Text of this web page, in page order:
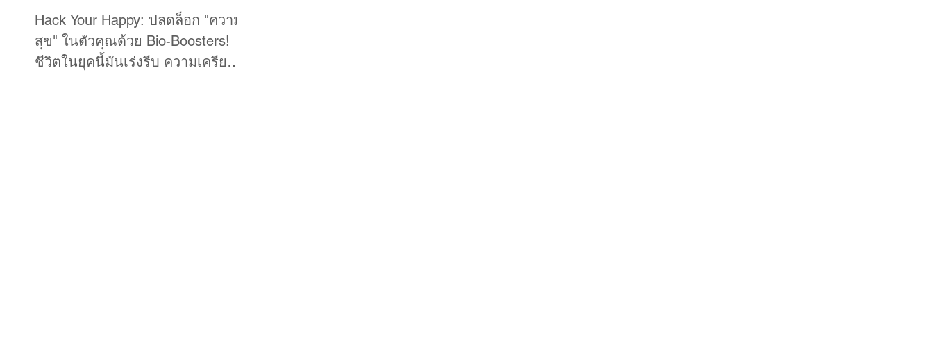
Hack Your Happy: ปลดล็อก "ความ
สุข" ในตัวคุณด้วย Bio-Boosters!
ชีวิตในยุคนี้มันเร่งรีบ ความเครียด